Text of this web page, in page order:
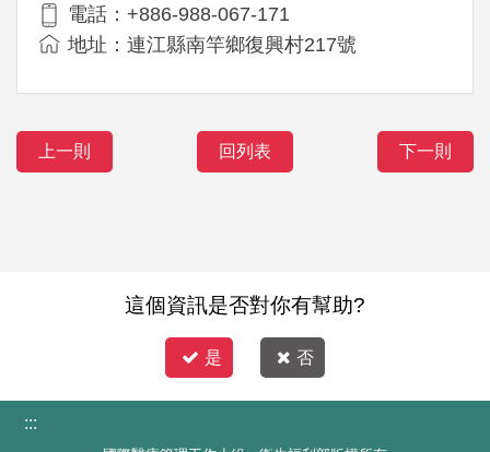
電話：+886-988-067-171
地址：連江縣南竿鄉復興村217號
上一則 回列表 下一則
這個資訊是否對你有幫助?
是 否
:::